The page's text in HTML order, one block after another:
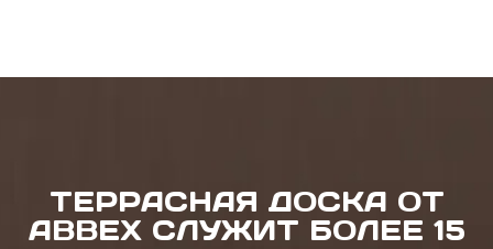
ТЕРРАСНАЯ ДОСКА ОТ
ABBEX СЛУЖИТ БОЛЕЕ 15